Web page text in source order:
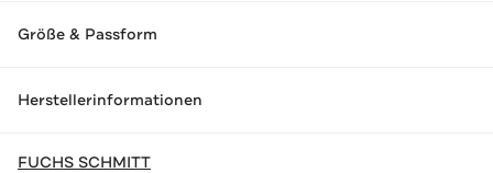
Größe & Passform
Herstellerinformationen
FUCHS SCHMITT